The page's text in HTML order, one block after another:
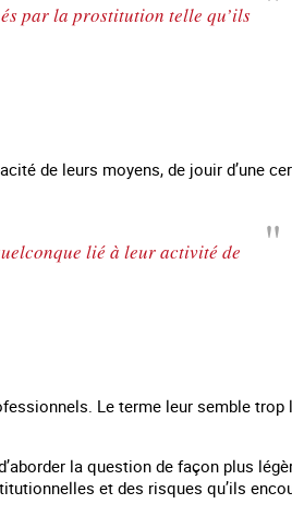
par la prostitution telle qu’ils
de leurs moyens, de jouir d’une
lié à leur activité de
Le terme leur semble trop
la question de façon plus
et des risques qu’ils